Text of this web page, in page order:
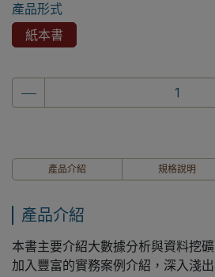
產品形式
紙本書
產品介紹 規格說明
產品介紹
本書主要介紹大數據分析與資料挖
加入豐富的實務案例介紹，深入淺